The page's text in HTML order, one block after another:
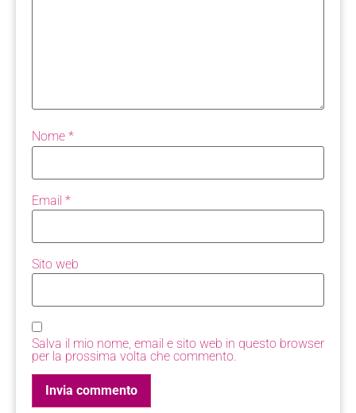
Nome *
Email *
Sito web
Salva il mio nome, email e sito web in questo browser
per la prossima volta che commento.